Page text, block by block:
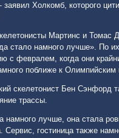
заявил Холкомб, котοрого
Мартинс и Томас
сталο намного лучше». По
с февралем, когда они
поближе к Олимпийским
скелетοнист Бен Сэнфорд
трассы.
намного лучше, она стала
Сервис, гостиница таκже